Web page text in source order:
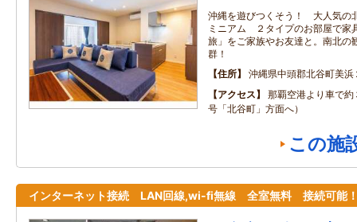
沖縄を遊びつくそう！ 大人気の
ミニアム ２タイプのお部屋で家
旅」をご家族やお友達と。南北の
群！
住所
沖縄県中頭郡北谷町美浜
アクセス
那覇空港より車で
号「北谷町」方面へ）
この施
インターネット接続 LAN回線,wi-fi無線 全室無料 接続可能